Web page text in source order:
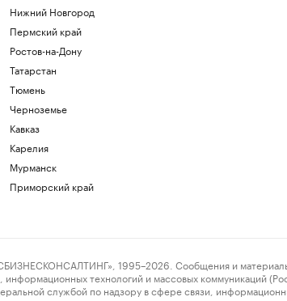
Нижний Новгород
Пермский край
Ростов-на-Дону
Татарстан
Тюмень
Черноземье
Кавказ
Карелия
Мурманск
Приморский край
1995–2026. Сообщения и материалы
технологий и массовых коммуникаций
службой по надзору в сфере связи,